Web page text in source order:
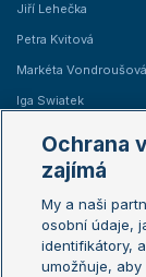
Jiří Lehečka
Petra Kvitová
Markéta Vondroušová
Iga Swiatek
Žebříčky
Žebříček ATP (muži)
Žebříček WTA (ženy)
Sázkařský žebříček
Ochrana
zajímá
My a naši
osobní údaje,
identifikátory,
umožňuje,